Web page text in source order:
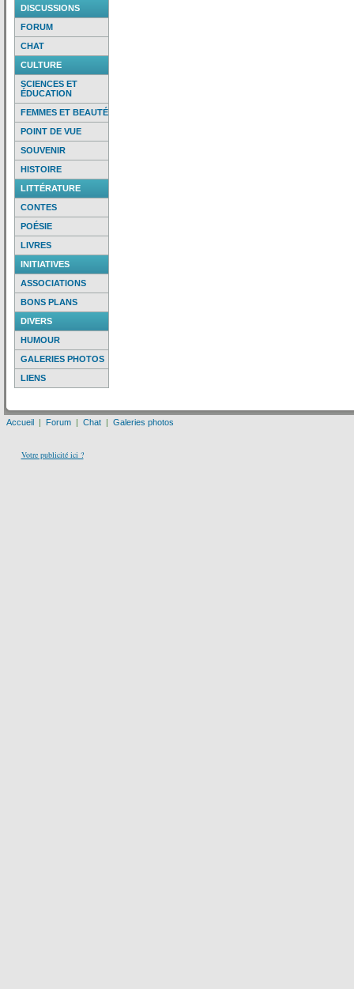
DISCUSSIONS
FORUM
CHAT
CULTURE
SCIENCES ET
ÉDUCATION
FEMMES ET BEAUTÉ
POINT DE VUE
SOUVENIR
HISTOIRE
LITTÉRATURE
CONTES
POÉSIE
LIVRES
INITIATIVES
ASSOCIATIONS
BONS PLANS
DIVERS
HUMOUR
GALERIES PHOTOS
LIENS
Accueil | Forum | Chat | Galeries photos
Votre publicité ici ?